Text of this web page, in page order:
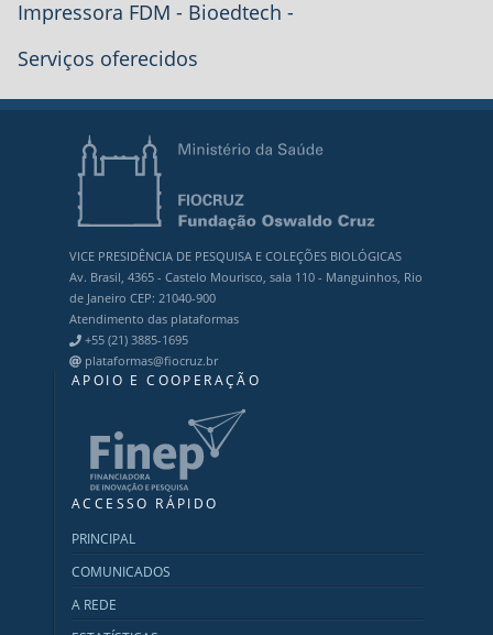
Impressora FDM - Bioedtech -
Serviços oferecidos
VICE PRESIDÊNCIA DE PESQUISA E COLEÇÕES BIOLÓGICAS
Av. Brasil, 4365 - Castelo Mourisco, sala 110 - Manguinhos, Rio
de Janeiro CEP: 21040-900
Atendimento das plataformas
+55 (21) 3885-1695
plataformas@fiocruz.br
APOIO E COOPERAÇÃO
ACCESSO RÁPIDO
PRINCIPAL
COMUNICADOS
A REDE